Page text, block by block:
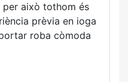
per això tothom és
prèvia en ioga
roba còmoda